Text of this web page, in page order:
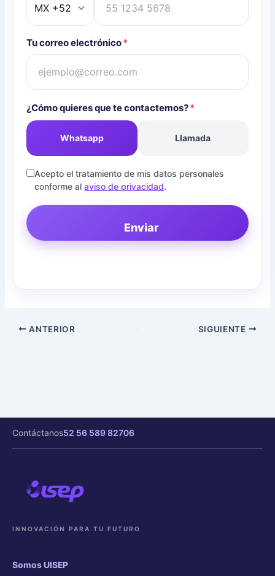
Tu correo electrónico*
¿Cómo quieres que te contactemos?*
Whatsapp Llamada
Acepto el tratamiento de mis datos personales
conforme alaviso de privacidad.
Enviar
ANTERIOR SIGUIENTE
Contáctanos52 56 589 82706
INNOVACIÓN PARA TU FUTURO
Somos UISEP